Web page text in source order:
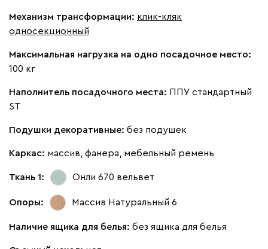
Розовый
Вулли
Механизм трансформации: клик-кляк
односекционный
Максимальная нагрузка на одно посадочное место:
100 кг
Наполнитель посадочного места: ППУ стандартный
ST
Подушки декоративные: без подушек
Каркас: массив, фанера, мебельный ремень
Ткань 1: Онли 670 вельвет
Опоры: Массив Натуральный 6
Наличие ящика для белья: без ящика для белья